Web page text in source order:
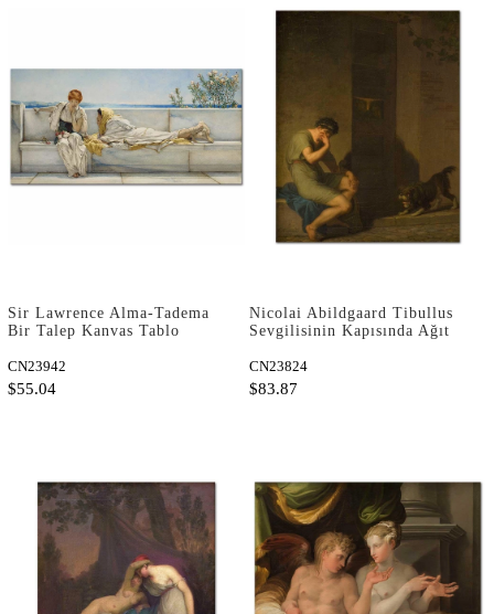
Sir Lawrence Alma-Tadema
Bir Talep Kanvas Tablo
CN23942
$55.04
Nicolai Abildgaard Tibullus
Sevgilisinin Kapısında Ağıt
CN23824
$83.87